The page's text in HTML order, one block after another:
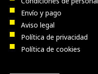
Envío y pago
Aviso legal
Política de privacidad
Política de cookies